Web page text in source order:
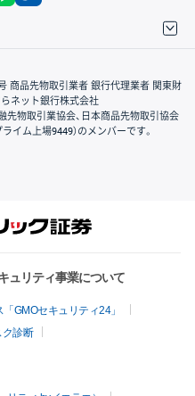
商品先物取引業者 銀行代理業者 関東財
らネット銀行株式会社
先物取引業協会、日本商品先物取引協会
イム上場9449）のメンバーです。
ュリティ事業について
GMOセキュリティ24」
ク診断